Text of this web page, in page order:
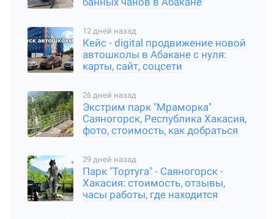
12 дней назад
Кейс - digital продвижение новой
автошколы в Абакане с нуля:
карты, сайт, соцсети
26 дней назад
Экстрим парк "Мраморка"
Саяногорск, Республика Хакасия,
фото, стоимость, как добраться
29 дней назад
Парк "Тортуга" - Саяногорск -
Хакасия: стоимость, отзывы,
часы работы, где находится